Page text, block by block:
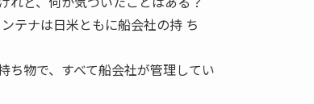
テナは日米ともに船会社の持 ち
ち物で、すべて船会社が管理してい